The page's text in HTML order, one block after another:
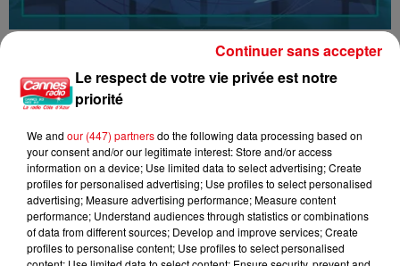
Le respect de votre vie privée est notre
priorité
We and our (447) partnersdo the following data processing based on
your consent and/or our legitimate interest: Store and/or access
information on a device; Use limited data to select advertising; Create
profiles for personalised advertising; Use profiles to select personalised
advertising; Measure advertising performance; Measure content
performance; Understand audiences through statistics or combinations
of data from different sources; Develop and improve services; Create
profiles to personalise content; Use profiles to select personalised
Continuer sans accepter